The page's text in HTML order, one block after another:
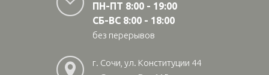
ПН-ПТ 8:00 - 19:00
СБ-ВС 8:00 - 18:00
без перерывов
г. Сочи, ул. Конституции 44